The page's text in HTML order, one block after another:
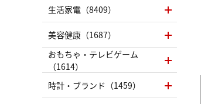
生活家電（8409）
美容健康（1687）
おもちゃ・テレビゲーム
（1614）
時計・ブランド（1459）